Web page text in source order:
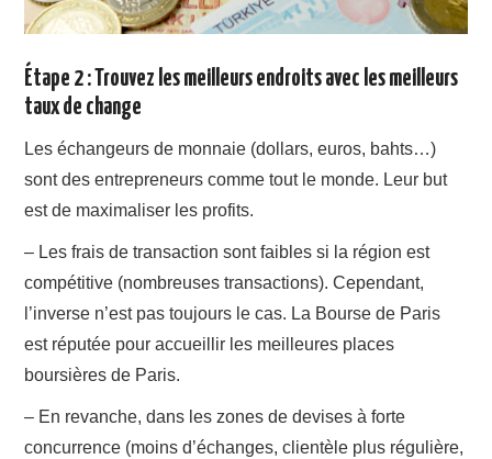
Étape 2 : Trouvez les meilleurs endroits avec les meilleurs
taux de change
Les échangeurs de monnaie (dollars, euros, bahts…)
sont des entrepreneurs comme tout le monde. Leur but
est de maximaliser les profits.
– Les frais de transaction sont faibles si la région est
compétitive (nombreuses transactions). Cependant,
l’inverse n’est pas toujours le cas. La Bourse de Paris
est réputée pour accueillir les meilleures places
boursières de Paris.
– En revanche, dans les zones de devises à forte
concurrence (moins d’échanges, clientèle plus régulière,